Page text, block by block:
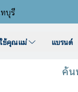
บุรี
ช้คุณแม่ แบรนด์
ค้น